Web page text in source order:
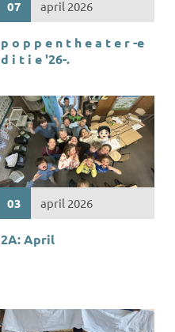
07 april 2026
p o p p e n t h e a t e r -e
d i t i e '26-.
03 april 2026
2A: April